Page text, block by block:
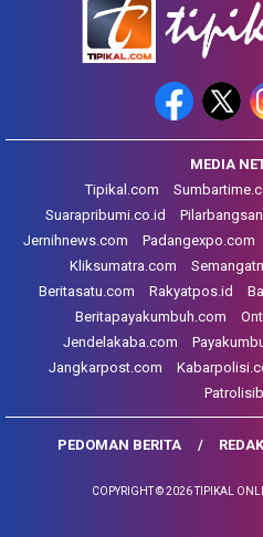
MEDIA
Tipikal.com
Suarapribumi.co.id
Jernihnews.com
Padangexpo.com
Kliksumatra.com
Beritasatu.com
Rakyatpos.id
Beritapayakumbuh.com
Jendelakaba.com
Jangkarpost.com
PEDOMAN BERITA
COPYRIGHT © 2026 TIPIKAL